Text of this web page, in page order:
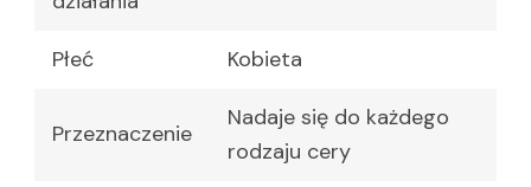
Płeć Kobieta
Przeznaczenie
Nadaje się do każdego
rodzaju cery